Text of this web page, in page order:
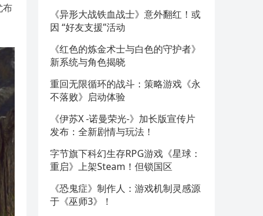
布
《异形大战铁血战士》意外翻红！或
因 “好友支援”活动
《红色的炼金术士与白色的守护者》
新系统与角色揭晓
重回无限循环的战斗：策略游戏《永
不落败》启动体验
《伊苏X -诺曼荣光-》加长版宣传片
发布：全新剧情与玩法！
字节旗下科幻生存RPG游戏《星球：
重启》上架Steam！但锁国区
《恐鬼症》制作人：游戏机制灵感源
于《巫师3》！